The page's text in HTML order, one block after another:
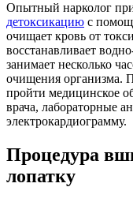
Опытный нарколог
детоксикацию с
очищает кровь от
восстанавливает
занимает несколько
очищения организма.
пройти медицинское
врача, лабораторные
электрокардиограмму.
Процедура
лопатку